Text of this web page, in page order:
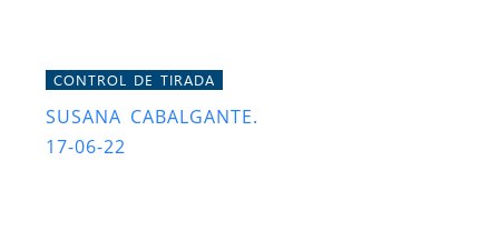
CONTROL DE TIRADA
SUSANA CABALGANTE.
17-06-22